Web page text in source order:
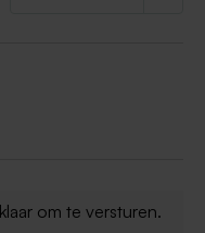
(microgolf-) oven,
klaar om te versturen.